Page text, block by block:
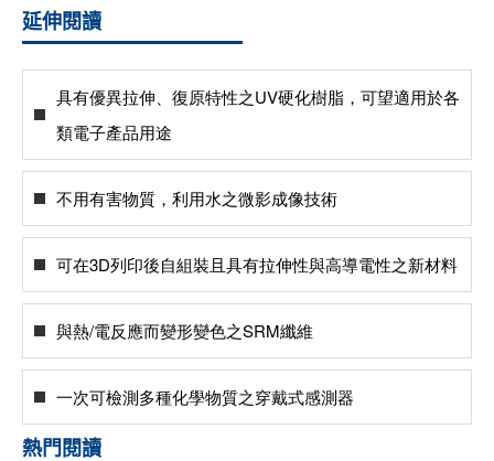
延伸閱讀
具有優異拉伸、復原特性之UV硬化樹脂，可望適用於各
類電子產品用途
不用有害物質，利用水之微影成像技術
可在3D列印後自組裝且具有拉伸性與高導電性之新材料
與熱/電反應而變形變色之SRM纖維
一次可檢測多種化學物質之穿戴式感測器
熱門閱讀